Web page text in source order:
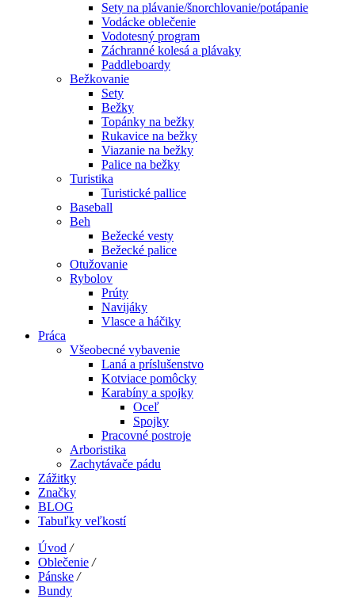
Sety na plávanie/šnorchlovanie/potápanie
Vodácke oblečenie
Vodotesný program
Záchranné kolesá a plávaky
Paddleboardy
Bežkovanie
Sety
Bežky
Topánky na bežky
Rukavice na bežky
Viazanie na bežky
Palice na bežky
Turistika
Turistické pallice
Baseball
Beh
Bežecké vesty
Bežecké palice
Otužovanie
Rybolov
Prúty
Navijáky
Vlasce a háčiky
Práca
Všeobecné vybavenie
Laná a príslušenstvo
Kotviace pomôcky
Karabíny a spojky
Oceľ
Spojky
Pracovné postroje
Arboristika
Zachytávače pádu
Zážitky
Značky
BLOG
Tabuľky veľkostí
Úvod /
Oblečenie /
Pánske /
Bundy